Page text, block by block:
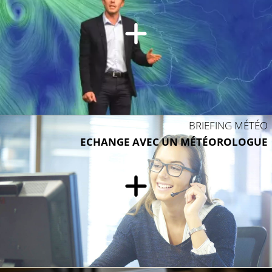
33°C
30°C
30°C
BRIEFING MÉTÉO
ECHANGE AVEC UN MÉTÉOROLOGUE